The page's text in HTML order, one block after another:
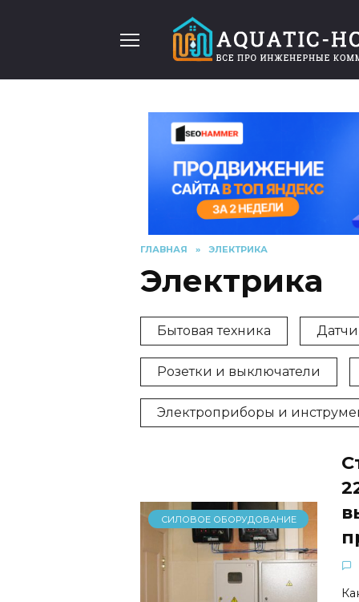
ГЛАВНАЯ » ЭЛЕКТРИКА
Электрика
Бытовая техника
Розетки и выключатели
Электроприборы и
СИЛОВОЕ ОБОРУДОВАНИЕ